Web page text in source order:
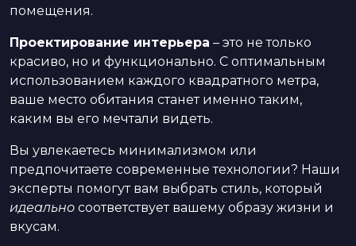
помещения.
Проектирование интерьера – это не только
красиво, но и функционально. С оптимальным
использованием каждого квадратного метра,
ваше место обитания станет именно таким,
каким вы его мечтали видеть.
Вы увлекаетесь минимализмом или
предпочитаете современные технологии? Наши
эксперты помогут вам выбрать стиль, который
идеально соответствует вашему образу жизни и
вкусам.